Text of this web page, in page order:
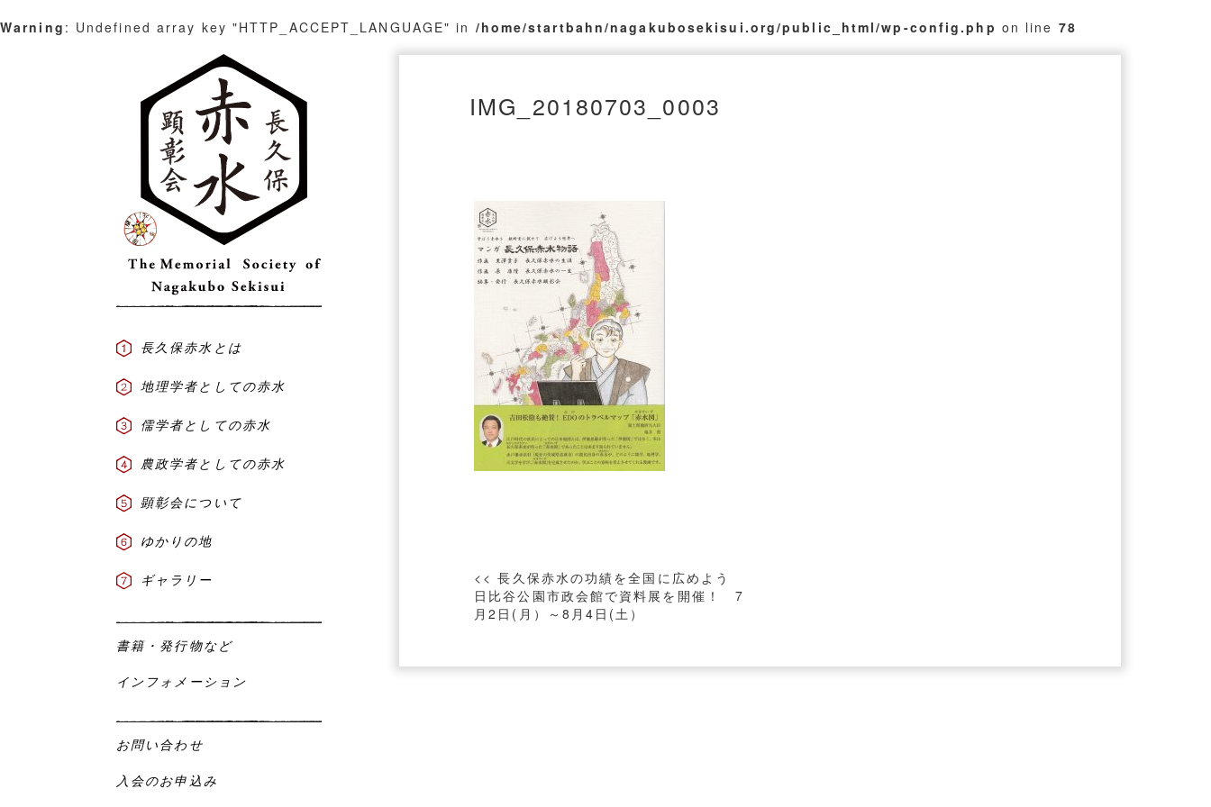
Warning : Undefined array key "HTTP_ACCEPT_LANGUAGE" in /home/startbahn/nagakubosekisui.org/public_html/wp-config.php on line 78
長久保赤水とは
地理学者としての赤水
儒学者としての赤水
農政学者としての赤水
顕彰会について
ゆかりの地
ギャラリー
書籍・発行物など
インフォメーション
お問い合わせ
入会のお申込み
IMG_20180703_0003
投
稿
ナ
ゲ
<< 長久保赤水の功績を全国に広めよう
日比谷公園市政会館で資料展を開催！ 7
月2日(月）～8月4日(土）